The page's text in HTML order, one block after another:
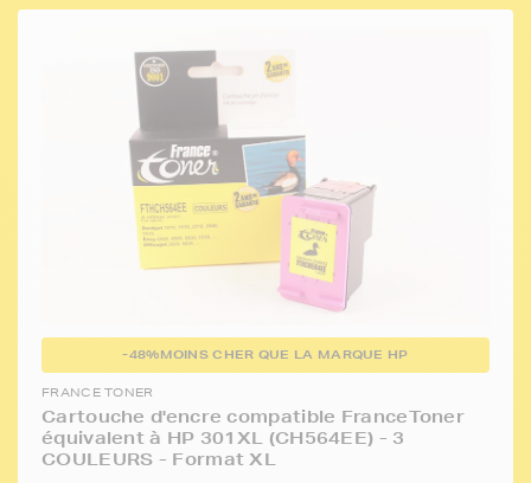
-48%MOINS CHER QUE LA MARQUE HP
FRANCE TONER
Cartouche d'encre compatible FranceToner
équivalent à HP 301XL (CH564EE) - 3
COULEURS - Format XL